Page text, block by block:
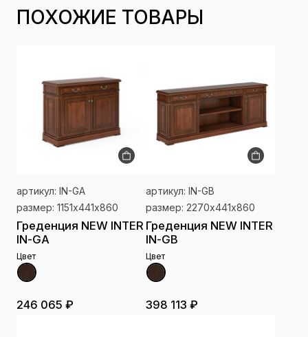
ПОХОЖИЕ ТОВАРЫ
артикул: IN-GA
размер: 1151х441х860
Греденция NEW INTER
IN-GA
Цвет
246 065 ₽
артикул: IN-GB
размер: 2270х441х860
Греденция NEW INTER
IN-GB
Цвет
398 113 ₽